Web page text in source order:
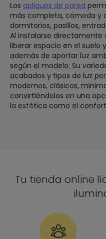
Los apliques de pared
más completa, cómoda y
dormitorios, pasillos,
Al instalarse directamente
liberar espacio en el suelo
además de aportar luz
según el modelo. Su
acabados y tipos de luz
modernos, clásicos,
convirtiéndolos en una
la estética como el
Tu tienda online